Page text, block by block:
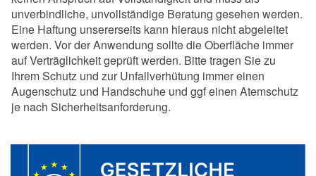
unverbindliche, unvollständige Beratung gesehen werden.
Eine Haftung unsererseits kann hieraus nicht abgeleitet
werden. Vor der Anwendung sollte die Oberfläche immer
auf Verträglichkeit geprüft werden. Bitte tragen Sie zu
Ihrem Schutz und zur Unfallverhütung immer einen
Augenschutz und Handschuhe und ggf einen Atemschutz
je nach Sicherheitsanforderung.